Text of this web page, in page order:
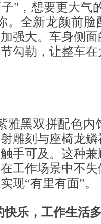
，想要更大气
。全新龙颜前脸
强大。车身侧
勾勒，让整车
黑双拼配色内
雕刻与座椅龙
手可及。这种
工作场景中不
现“有里有面”。
快乐 ，工作生活